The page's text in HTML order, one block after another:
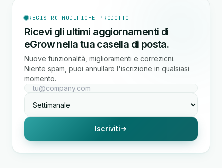
REGISTRO MODIFICHE PRODOTTO
Ricevi gli ultimi aggiornamenti di
eGrow nella tua casella di posta.
Nuove funzionalità, miglioramenti e correzioni.
Niente spam, puoi annullare l'iscrizione in qualsiasi
momento.
Iscriviti